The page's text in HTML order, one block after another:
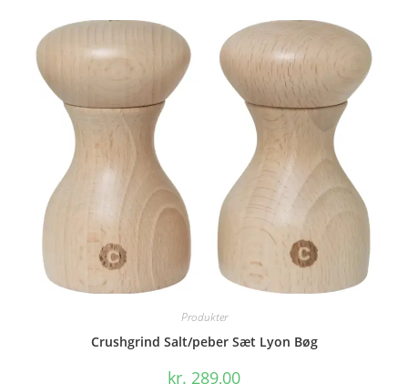
Produkter
Crushgrind Salt/peber Sæt Lyon Bøg
kr. 289,00